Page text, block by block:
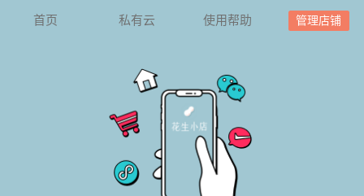
首页 私有云 使用帮助 管理店铺